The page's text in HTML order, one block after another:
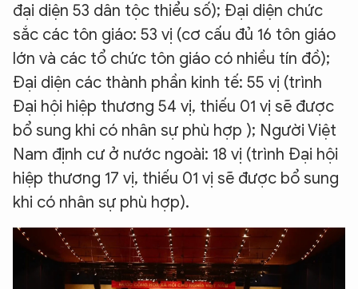
đại diện 53 dân tộc thiểu số); Đại diện chức
sắc các tôn giáo: 53 vị (cơ cấu đủ 16 tôn giáo
lớn và các tổ chức tôn giáo có nhiều tín đồ);
Đại diện các thành phần kinh tế: 55 vị (trình
Đại hội hiệp thương 54 vị, thiếu 01 vị sẽ được
bổ sung khi có nhân sự phù hợp ); Người Việt
Nam định cư ở nước ngoài: 18 vị (trình Đại hội
hiệp thương 17 vị, thiếu 01 vị sẽ được bổ sung
khi có nhân sự phù hợp).